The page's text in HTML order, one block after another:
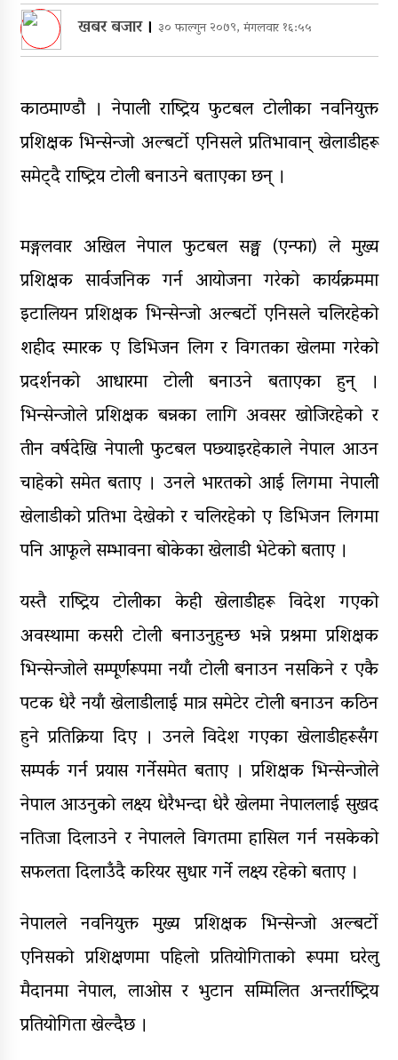
भागबण्डा यस्तो छ…
आठ लाख २१ हजार घुससहित सिँचाइ
पक्राउ
घरमाथि पहिरो खस्दा ३ वर्षीय बालकको
मृत्यु, दुई घाइते
घरमाथिबाट पहिरो खसेपछि १३ घरधुरी
खबर बजार। ३० फाल्गुन २०७९, मंगलवार १६:५५
काठमाण्डौ । नेपाली राष्ट्रिय फुटबल टोलीका नवनियुक्त
प्रशिक्षक भिन्सेन्जो अल्बर्टो एनिसले प्रतिभावान् खेलाडीहरू
समेट्दै राष्ट्रिय टोली बनाउने बताएका छन् ।
मङ्गलवार अखिल नेपाल फुटबल सङ्घ (एन्फा) ले मुख्य
प्रशिक्षक सार्वजनिक गर्न आयोजना गरेको कार्यक्रममा
इटालियन प्रशिक्षक भिन्सेन्जो अल्बर्टो एनिसले चलिरहेको
शहीद स्मारक ए डिभिजन लिग र विगतका खेलमा गरेको
प्रदर्शनको आधारमा टोली बनाउने बताएका हुन् ।
भिन्सेन्जोले प्रशिक्षक बन्नका लागि अवसर खोजिरहेको र
तीन वर्षदेखि नेपाली फुटबल पछ्याइरहेकाले नेपाल आउन
चाहेको समेत बताए । उनले भारतको आई लिगमा नेपाली
खेलाडीको प्रतिभा देखेको र चलिरहेको ए डिभिजन लिगमा
पनि आफूले सम्भावना बोकेका खेलाडी भेटेको बताए ।
यस्तै राष्ट्रिय टोलीका केही खेलाडीहरू विदेश गएको
अवस्थामा कसरी टोली बनाउनुहुन्छ भन्ने प्रश्नमा प्रशिक्षक
भिन्सेन्जोले सम्पूर्णरूपमा नयाँ टोली बनाउन नसकिने र एकै
पटक धेरै नयाँ खेलाडीलाई मात्र समेटेर टोली बनाउन कठिन
हुने प्रतिक्रिया दिए । उनले विदेश गएका खेलाडीहरूसँग
सम्पर्क गर्न प्रयास गर्नेसमेत बताए । प्रशिक्षक भिन्सेन्जोले
नेपाल आउनुको लक्ष्य धेरैभन्दा धेरै खेलमा नेपाललाई सुखद
नतिजा दिलाउने र नेपालले विगतमा हासिल गर्न नसकेको
सफलता दिलाउँदै करियर सुधार गर्ने लक्ष्य रहेको बताए ।
नेपालले नवनियुक्त मुख्य प्रशिक्षक भिन्सेन्जो अल्बर्टो
एनिसको प्रशिक्षणमा पहिलो प्रतियोगिताको रूपमा घरेलु
मैदानमा नेपाल, लाओस र भुटान सम्मिलित अन्तर्राष्ट्रिय
प्रतियोगिता खेल्दैछ ।